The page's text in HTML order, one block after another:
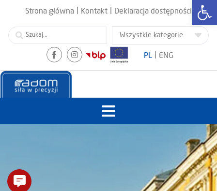
Strona główna Kontakt Deklaracja dostępności
PL ENG